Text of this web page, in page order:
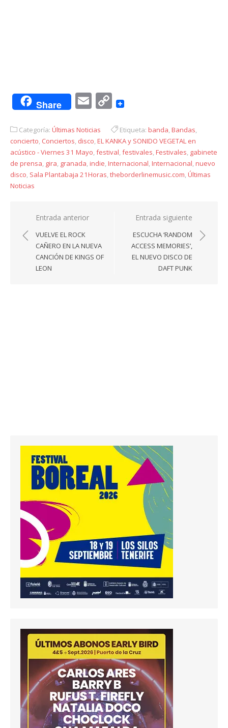
Share EmailCopy
Categoría: Últimas Noticias Etiqueta: banda,Bandas,
concierto, Conciertos, disco,EL KANKA y SONIDO VEGETAL en
acústico - Viernes 31 Mayo,festival,festivales,Festivales, gabinete
de prensa, gira, granada,indie,Internacional,Internacional,nuevo
disco, Sala Plantabaja 21Horas,theborderlinemusic.com,Últimas
Noticias
Navegación
de
entradas
Entrada anterior
VUELVE EL ROCK
CAÑERO EN LA NUEVA
CANCIÓN DE KINGS OF
LEON
Entrada siguiente
ESCUCHA ‘RANDOM
ACCESS MEMORIES’,
EL NUEVO DISCO DE
DAFT PUNK